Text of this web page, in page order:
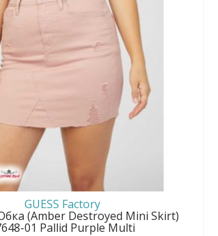
GUESS Factory
(Amber Destroyed Mini Skirt)
01 Pallid Purple Multi